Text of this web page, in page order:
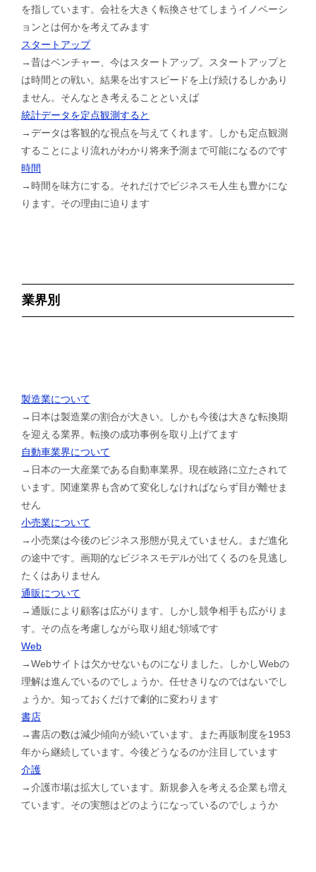
を指しています。会社を大きく転換させてしまうイノベーシ
ョンとは何かを考えてみます
スタートアップ
→昔はベンチャー、今はスタートアップ。スタートアップと
は時間との戦い。結果を出すスピードを上げ続けるしかあり
ません。そんなとき考えることといえば
統計データを定点観測すると
→データは客観的な視点を与えてくれます。しかも定点観測
することにより流れがわかり将来予測まで可能になるのです
時間
→時間を味方にする。それだけでビジネスモ人生も豊かにな
ります。その理由に迫ります
業界別
製造業について
→日本は製造業の割合が大きい。しかも今後は大きな転換期
を迎える業界。転換の成功事例を取り上げてます
自動車業界について
→日本の一大産業である自動車業界。現在岐路に立たされて
います。関連業界も含めて変化しなければならず目が離せま
せん
小売業について
→小売業は今後のビジネス形態が見えていません。まだ進化
の途中です。画期的なビジネスモデルが出てくるのを見逃し
たくはありません
通販について
→通販により顧客は広がります。しかし競争相手も広がりま
す。その点を考慮しながら取り組む領域です
Web
→Webサイトは欠かせないものになりました。しかしWebの
理解は進んでいるのでしょうか。任せきりなのではないでし
ょうか。知っておくだけで劇的に変わります
書店
→書店の数は減少傾向が続いています。また再販制度を1953
年から継続しています。今後どうなるのか注目しています
介護
→介護市場は拡大しています。新規参入を考える企業も増え
ています。その実態はどのようになっているのでしょうか